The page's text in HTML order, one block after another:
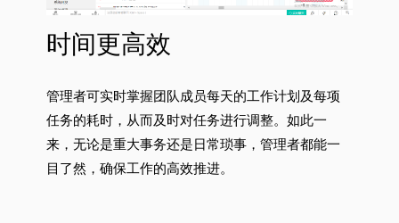
时间更高效
管理者可实时掌握团队成员每天的工作计划及每项
任务的耗时，从而及时对任务进行调整。如此一
来，无论是重大事务还是日常琐事，管理者都能一
目了然，确保工作的高效推进。